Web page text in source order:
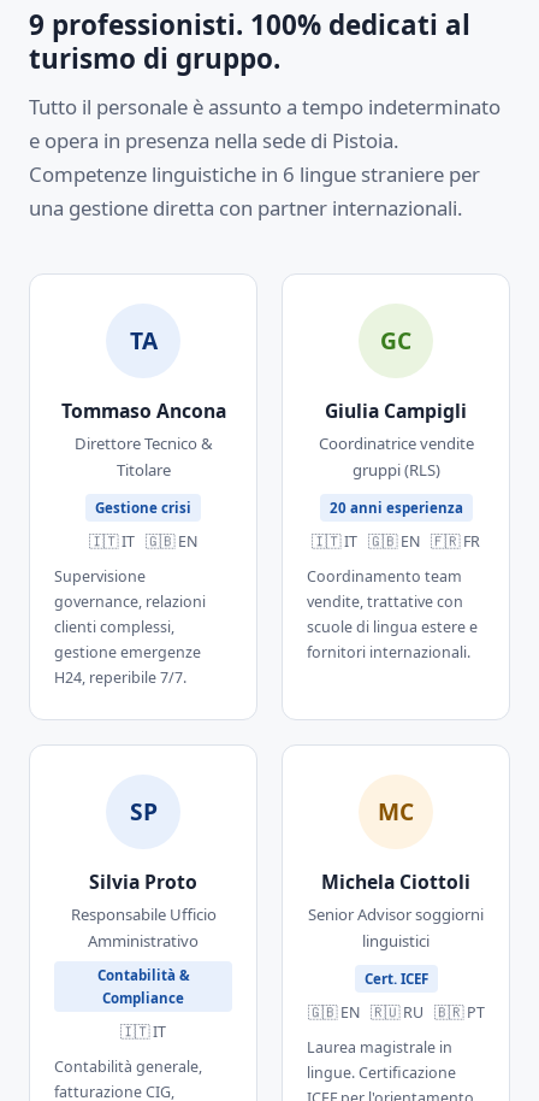
9 professionisti. 100% dedicati al
turismo di gruppo.
Tutto il personale è assunto a tempo indeterminato
e opera in presenza nella sede di Pistoia.
Competenze linguistiche in 6 lingue straniere per
una gestione diretta con partner internazionali.
TA
Tommaso Ancona
Direttore Tecnico &
Titolare
Gestione crisi
🇮🇹 IT 🇬🇧 EN
Supervisione
governance, relazioni
clienti complessi,
gestione emergenze
H24, reperibile 7/7.
GC
Giulia Campigli
Coordinatrice vendite
gruppi (RLS)
20 anni esperienza
🇮🇹 IT 🇬🇧 EN 🇫🇷 FR
Coordinamento team
vendite, trattative con
scuole di lingua estere e
fornitori internazionali.
SP
Silvia Proto
Responsabile Ufficio
Amministrativo
Contabilità &
Compliance
🇮🇹 IT
Contabilità generale,
fatturazione CIG,
MC
Michela Ciottoli
Senior Advisor soggiorni
linguistici
Cert. ICEF
🇬🇧 EN 🇷🇺 RU 🇧🇷 PT
Laurea magistrale in
lingue. Certificazione